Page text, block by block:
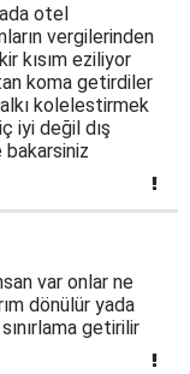
otel
vergilerinden
kısım eziliyor
koma getirdiler
kolelestirmek
iyi değil dış
bakarsiniz
var onlar ne
dönülür yada
getirilir